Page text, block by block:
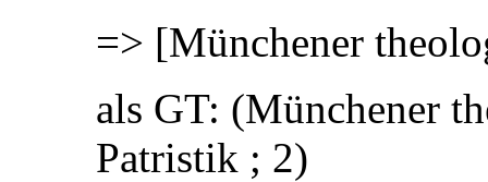
=> [Münchener
als GT: (Münchener
Patristik ; 2)